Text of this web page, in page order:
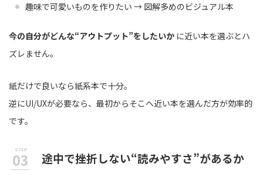
趣味で可愛いものを作りたい → 図解多めのビジュアル本
今の自分がどんな“アウトプット”をしたいか に近い本を選ぶとハ
ズレません。
紙だけで良いなら紙系本で十分。
逆にUI/UXが必要なら、最初からそこへ近い本を選んだ方が効率的
です。
途中で挫折しない“読みやすさ”があるか